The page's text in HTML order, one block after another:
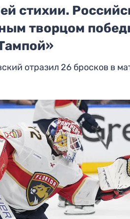
стихии.
творцом
отразил 26 бросков в